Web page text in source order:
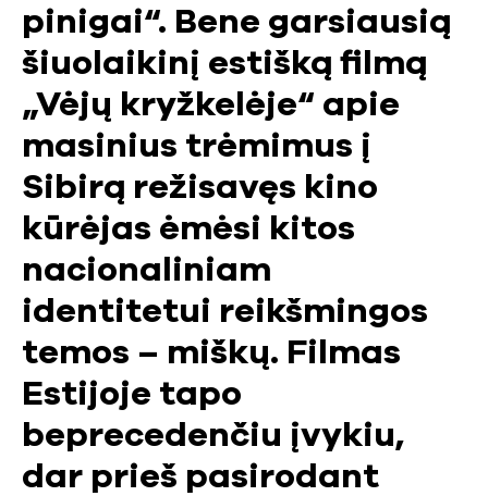
pinigai“. Bene garsiausią
šiuolaikinį estišką filmą
„Vėjų kryžkelėje“ apie
masinius trėmimus į
Sibirą režisavęs kino
kūrėjas ėmėsi kitos
nacionaliniam
identitetui reikšmingos
temos – miškų. Filmas
Estijoje tapo
beprecedenčiu įvykiu,
dar prieš pasirodant